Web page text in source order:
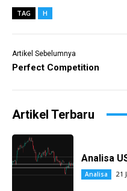
TAG H
Artikel Sebelumnya
Perfect Competition
Artikel Terbaru
Analisa
Analisa 21